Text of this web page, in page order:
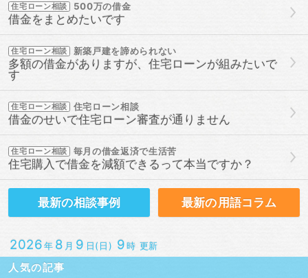
住宅ローン相談 500万の借金
借金をまとめたいです
住宅ローン相談 新築戸建を諦められない
多額の借金がありますが、住宅ローンが組みたいで
す
住宅ローン相談 住宅ローン相談
借金のせいで住宅ローン審査が通りません
住宅ローン相談 毎月の借金返済で生活苦
住宅購入で借金を減額できるって本当ですか？
最新の相談事例 最新の用語コラム
2026 年 8 月 9 日(日) 9 時 更新
人気の記事